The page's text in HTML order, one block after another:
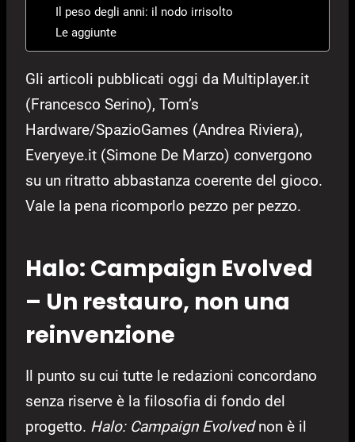
Il peso degli anni: il nodo irrisolto
Le aggiunte
Gli articoli pubblicati oggi da Multiplayer.it
(Francesco Serino), Tom’s
Hardware/SpazioGames (Andrea Riviera),
Everyeye.it (Simone De Marzo) convergono
su un ritratto abbastanza coerente del gioco.
Vale la pena ricomporlo pezzo per pezzo.
Halo: Campaign Evolved
– Un restauro, non una
reinvenzione
Il punto su cui tutte le redazioni concordano
senza riserve è la filosofia di fondo del
progetto. Halo: Campaign Evolvednon è il